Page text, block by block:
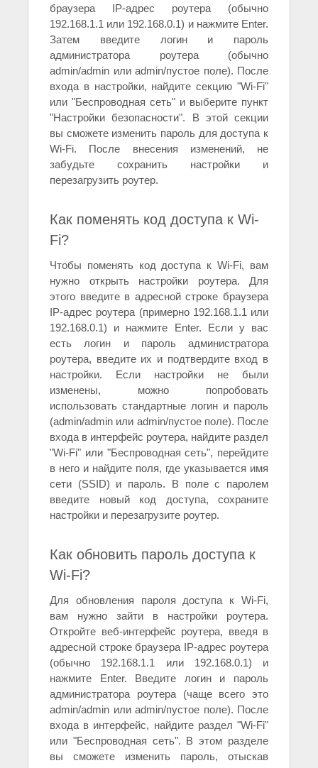
браузера IP-адрес роутера (обычно
192.168.1.1 или 192.168.0.1) и нажмите Enter.
Затем введите логин и пароль
администратора роутера (обычно
admin/admin или admin/пустое поле). После
входа в настройки, найдите секцию "Wi-Fi"
или "Беспроводная сеть" и выберите пункт
"Настройки безопасности". В этой секции
вы сможете изменить пароль для доступа к
Wi-Fi. После внесения изменений, не
забудьте сохранить настройки и
перезагрузить роутер.
Как поменять код доступа к Wi-
Fi?
Чтобы поменять код доступа к Wi-Fi, вам
нужно открыть настройки роутера. Для
этого введите в адресной строке браузера
IP-адрес роутера (примерно 192.168.1.1 или
192.168.0.1) и нажмите Enter. Если у вас
есть логин и пароль администратора
роутера, введите их и подтвердите вход в
настройки. Если настройки не были
изменены, можно попробовать
использовать стандартные логин и пароль
(admin/admin или admin/пустое поле). После
входа в интерфейс роутера, найдите раздел
"Wi-Fi" или "Беспроводная сеть", перейдите
в него и найдите поля, где указывается имя
сети (SSID) и пароль. В поле с паролем
введите новый код доступа, сохраните
настройки и перезагрузите роутер.
Как обновить пароль доступа к
Wi-Fi?
Для обновления пароля доступа к Wi-Fi,
вам нужно зайти в настройки роутера.
Откройте веб-интерфейс роутера, введя в
адресной строке браузера IP-адрес роутера
(обычно 192.168.1.1 или 192.168.0.1) и
нажмите Enter. Введите логин и пароль
администратора роутера (чаще всего это
admin/admin или admin/пустое поле). После
входа в интерфейс, найдите раздел "Wi-Fi"
или "Беспроводная сеть". В этом разделе
вы сможете изменить пароль, отыскав